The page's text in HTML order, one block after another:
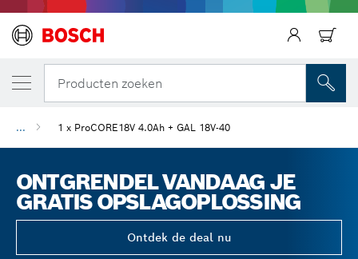
Producten zoeken
... 1 x ProCORE18V 4.0Ah + GAL 18V-40
ONTGRENDEL VANDAAG JE
GRATIS OPSLAGOPLOSSING
Ontdek de deal nu